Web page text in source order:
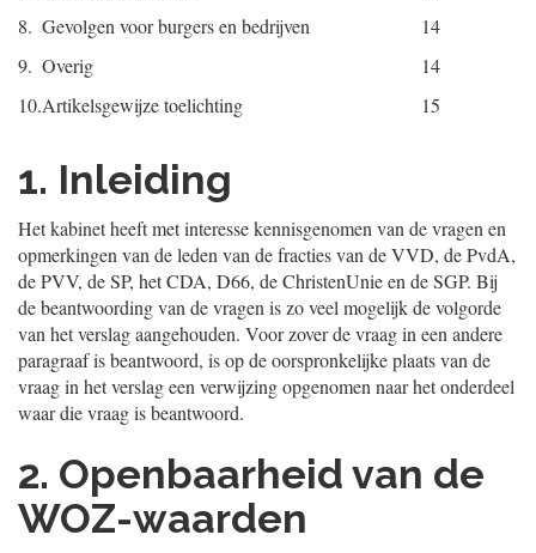
8. Gevolgen voor burgers en bedrijven
14
9. Overig
14
10.Artikelsgewijze toelichting 15
1. Inleiding
Het kabinet heeft met interesse kennisgenomen van de vragen en
opmerkingen van de leden van de fracties van de VVD, de PvdA,
de PVV, de SP, het CDA, D66, de ChristenUnie en de SGP. Bij
de beantwoording van de vragen is zo veel mogelijk de volgorde
van het verslag aangehouden. Voor zover de vraag in een andere
paragraaf is beantwoord, is op de oorspronkelijke plaats van de
vraag in het verslag een verwijzing opgenomen naar het onderdeel
waar die vraag is beantwoord.
2. Openbaarheid van de
WOZ-waarden